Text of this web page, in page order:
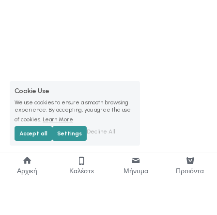
Αρχική Καλέστε Μήνυμα Προιόντα
Cookie Use
We use cookies to ensure a smooth browsing
experience. By accepting, you agree the use
of cookies. Learn More
Accept all Settings Decline All